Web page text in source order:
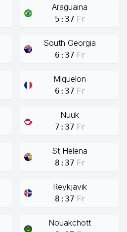
Araguaina
5:37 Fr
South Georgia
6:37 Fr
Miquelon
6:37 Fr
Nuuk
7:37 Fr
St Helena
8:37 Fr
Reykjavik
8:37 Fr
Nouakchott